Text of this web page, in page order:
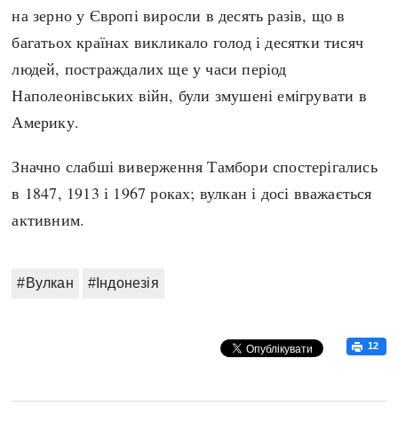
на зерно у Європі виросли в десять разів, що в
багатьох країнах викликало голод і десятки тисяч
людей, постраждалих ще у часи період
Наполеонівських війн, були змушені емігрувати в
Америку.
Значно слабші виверження Тамбори спостерігались
в 1847, 1913 і 1967 роках; вулкан і досі вважається
активним.
#Вулкан #Індонезія
12